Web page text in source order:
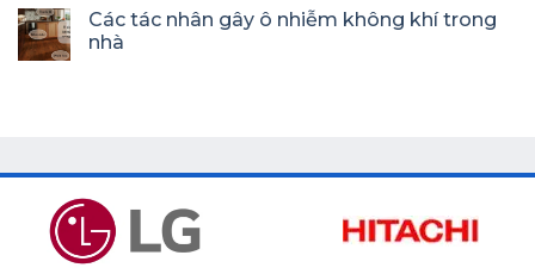
Các tác nhân gây ô nhiễm không khí trong
nhà